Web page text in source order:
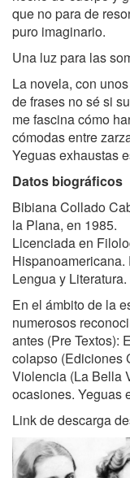
que no para de
puro imaginario.
Una luz para las
La novela, con
de frases no sé si
me fascina cómo
cómodas entre
Yeguas exhaustas
Datos biográficos
Bibiana Collado
la Plana, en 1985.
Licenciada en
Lengua y Literatura.
En el ámbito de la
numerosos
antes (Pre Textos):
colapso (Ediciones
Violencia (La Bella
ocasiones. Yeguas
Link de descarga